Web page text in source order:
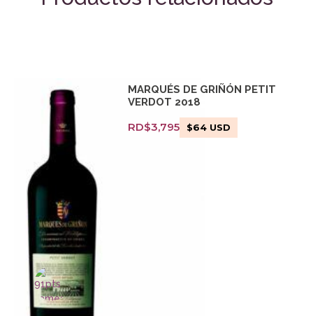
MARQUÉS DE GRIÑÓN PETIT
VERDOT 2018
RD$3,795 $64 USD